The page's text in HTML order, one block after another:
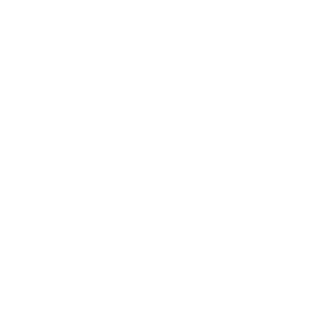
vybavená kúpeľňa s fénom, terasa, telefón s priamou voľbou,